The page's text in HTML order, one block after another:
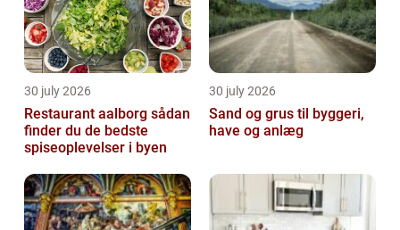
30 july 2026
Restaurant aalborg sådan
finder du de bedste
spiseoplevelser i byen
30 july 2026
Sand og grus til byggeri,
have og anlæg